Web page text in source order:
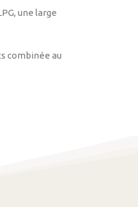
une large
combinée au